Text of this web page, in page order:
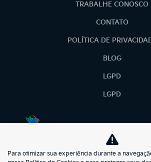
TRABALHE CONOSCO
CONTATO
POLÍTICA DE
BLOG
LGPD
LGPD
No trânsito, enxergar o
Para otimizar sua experiência durante a